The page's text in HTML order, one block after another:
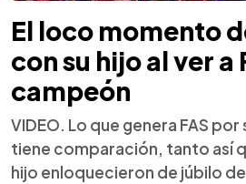
El loco momento
con su hijo al ver a
campeón
VIDEO. Lo que genera FAS
tiene comparación, tanto así
hijo enloquecieron de júbilo